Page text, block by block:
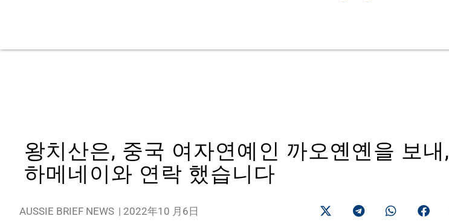
왕치산은, 중국 여자연예인 까오옌옌을 보내,
하메네이와 연락 했습니다
AUSSIE BRIEF NEWS | 2022年10 月6日